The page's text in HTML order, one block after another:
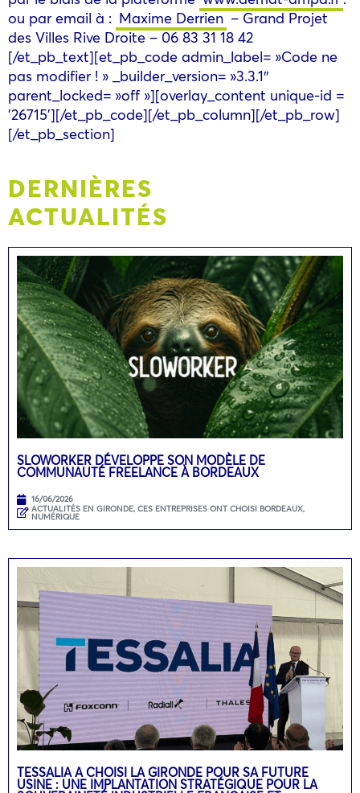
ou par email à : Maxime Derrien– Grand Projet
des Villes Rive Droite – 06 83 31 18 42
[/et_pb_text][et_pb_code admin_label= »Code ne
pas modifier ! » _builder_version= »3.3.1″
parent_locked= »off »][overlay_content unique-id =
'26715'][/et_pb_code][/et_pb_column][/et_pb_row]
[/et_pb_section]
DERNIÈRES
ACTUALITÉS
SLOWORKER DÉVELOPPE SON MODÈLE DE
COMMUNAUTÉ FREELANCE À BORDEAUX
16/06/2026
ACTUALITÉS EN GIRONDE, CES ENTREPRISES ONT CHOISI BORDEAUX,
NUMÉRIQUE
TESSALIA A CHOISI LA GIRONDE POUR SA FUTURE
USINE : UNE IMPLANTATION STRATÉGIQUE POUR LA